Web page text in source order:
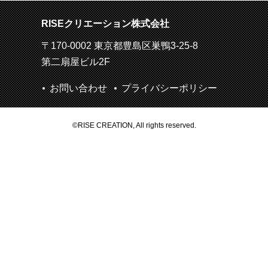
RISEクリエーション株式会社
〒170-0002 東京都豊島区巣鴨3-25-8
第二扇屋ビル2F
お問い合わせ プライバシーポリシー
©RISE CREATION, All rights reserved.